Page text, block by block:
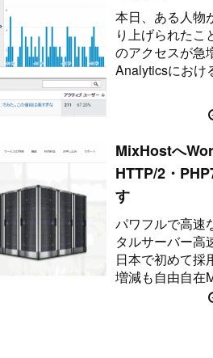
本日、ある人物
り上げられたこ
のアクセスが急
Analyticsにおけ
MixHostへ
HTTP/2・
す
パワフルで高速
タルサーバー高
日本で初めて採
増減も自由自在